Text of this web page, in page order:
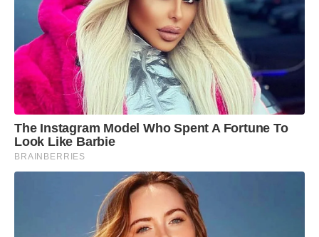
The Instagram Model Who Spent A Fortune To
Look Like Barbie
BRAINBERRIES